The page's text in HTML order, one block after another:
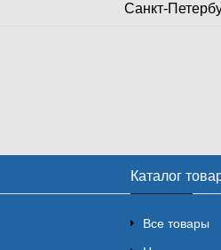
Санкт-
Каталог
Все товары